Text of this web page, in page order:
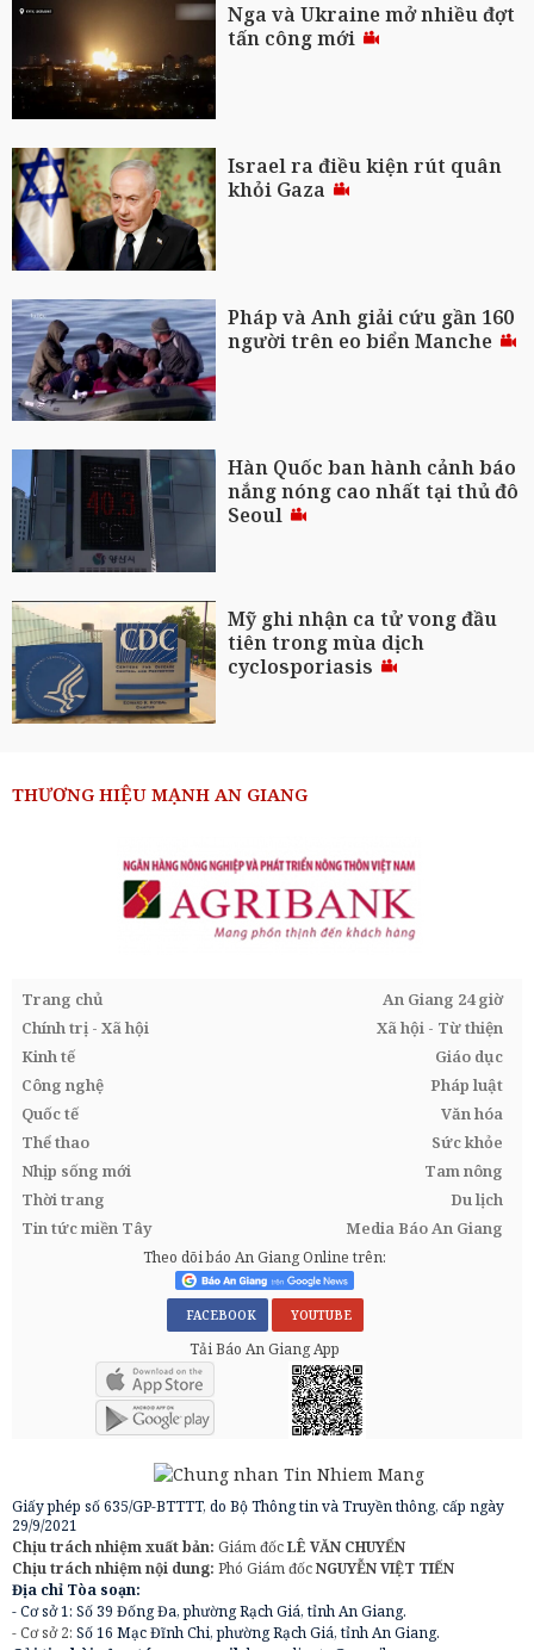
Nga và Ukraine mở nhiều đợt
tấn công mới
Israel ra điều kiện rút quân
khỏi Gaza
Pháp và Anh giải cứu gần 160
người trên eo biển Manche
Hàn Quốc ban hành cảnh báo
nắng nóng cao nhất tại thủ đô
Seoul
Mỹ ghi nhận ca tử vong đầu
tiên trong mùa dịch
cyclosporiasis
THƯƠNG HIỆU MẠNH AN GIANG
Trang chủ
An Giang 24 giờ
Chính trị - Xã hội
Xã hội - Từ thiện
Kinh tế
Giáo dục
Công nghệ
Pháp luật
Quốc tế
Văn hóa
Thể thao
Sức khỏe
Nhịp sống mới
Tam nông
Thời trang
Du lịch
Tin tức miền Tây
Media Báo An Giang
Theo dõi báo An Giang Online trên:
FACEBOOK YOUTUBE
Tải Báo An Giang App
Giấy phép số 635/GP-BTTTT, do Bộ Thông tin và Truyền thông, cấp ngày
29/9/2021
Chịu trách nhiệm xuất bản: Giám đốcLÊ VĂN CHUYỂN
Chịu trách nhiệm nội dung: Phó Giám đốcNGUYỄN VIỆT TIẾN
Địa chỉ Tòa soạn:
- Cơ sở 1: Số 39 Đống Đa, phường Rạch Giá, tỉnh An Giang.
- Cơ sở 2: Số 16 Mạc Đĩnh Chi, phường Rạch Giá, tỉnh An Giang.